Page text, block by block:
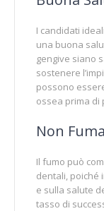
I candidati
una buona
gengive siano
sostenere
possono
ossea prima di
Non
Il fumo può
dentali, poiché
e sulla salute
tasso di